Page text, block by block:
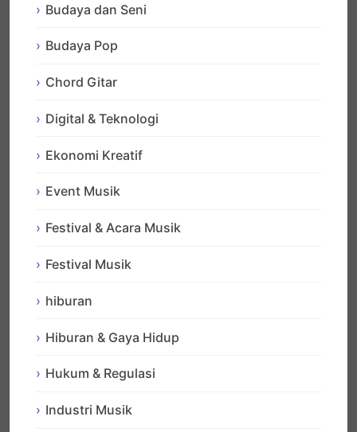
Budaya dan Seni
Budaya Pop
Chord Gitar
Digital & Teknologi
Ekonomi Kreatif
Event Musik
Festival & Acara Musik
Festival Musik
hiburan
Hiburan & Gaya Hidup
Hukum & Regulasi
Industri Musik